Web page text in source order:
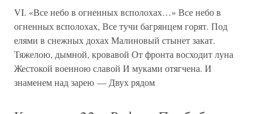
VI. «Все небо в огненных всполохах…» Все небо в
огненных всполохах, Все тучи багрянцем горят. Под
елями в снежных дохах Малиновый стынет закат.
Тяжелою, дымной, кровавой От фронта восходит луна
Жестокой военною славой И муками отягчена. И
знаменем над зарею — Двух рядом